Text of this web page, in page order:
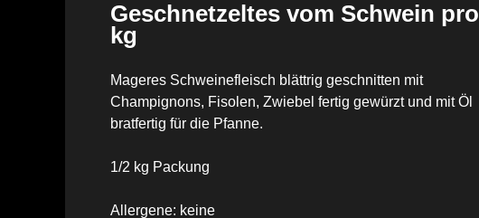
Geschnetzeltes vom Schwein pro
kg
Mageres Schweinefleisch blättrig geschnitten mit
Champignons, Fisolen, Zwiebel fertig gewürzt und mit Öl
bratfertig für die Pfanne.
1/2 kg Packung
Allergene: keine